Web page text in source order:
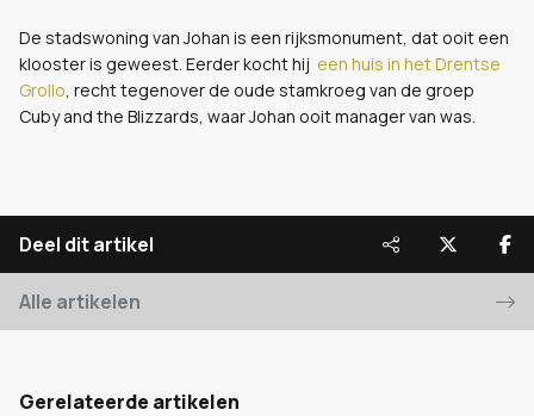
De stadswoning van Johan is een rijksmonument, dat ooit een
klooster is geweest. Eerder kocht hij een huis in het Drentse
Grollo, recht tegenover de oude stamkroeg van de groep
Cuby and the Blizzards, waar Johan ooit manager van was.
Deel dit artikel
Alle artikelen
Gerelateerde artikelen